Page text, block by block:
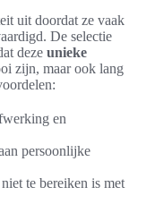
uit doordat ze vaak
De selectie
deze unieke
zijn, maar ook lang
en
persoonlijke
te bereiken is met